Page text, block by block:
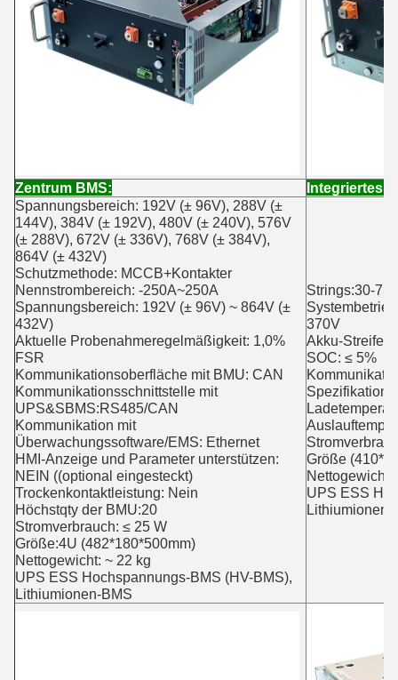
Zentrum BMS:
Integriertes
Spannungsbereich: 192V (± 96V), 288V (±
144V), 384V (± 192V), 480V (± 240V), 576V
(± 288V), 672V (± 336V), 768V (± 384V),
864V (± 432V)
Schutzmethode: MCCB+Kontakter
Nennstrombereich: -250A~250A
Spannungsbereich: 192V (± 96V) ~ 864V (±
432V)
Aktuelle Probenahmeregelmäßigkeit: 1,0%
FSR
Kommunikationsoberfläche mit BMU: CAN
Kommunikationsschnittstelle mit
UPS&SBMS:RS485/CAN
Kommunikation mit
Überwachungssoftware/EMS: Ethernet
HMI-Anzeige und Parameter unterstützen:
NEIN ((optional eingesteckt)
Trockenkontaktleistung: Nein
Höchstqty der BMU:20
Stromverbrauch: ≤ 25 W
Größe:4U (482*180*500mm)
Nettogewicht: ~ 22 kg
UPS ESS Hochspannungs-BMS (HV-BMS),
Lithiumionen-BMS
Strings:30-
370V
Akku-
SOC: ≤ 5%
Größe
Nettogewicht:
UPS ESS
Lithiumionen-